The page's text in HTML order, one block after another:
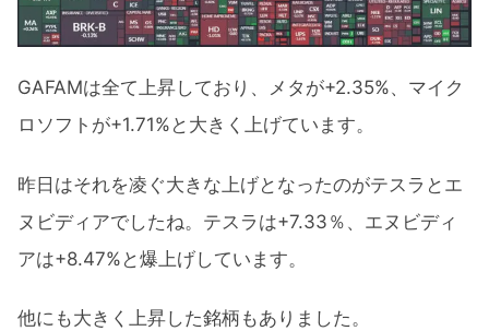
GAFAMは全て上昇しており、メタが+2.35%、マイク
ロソフトが+1.71%と大きく上げています。
昨日はそれを凌ぐ大きな上げとなったのがテスラとエ
ヌビディアでしたね。テスラは+7.33％、エヌビディ
アは+8.47%と爆上げしています。
他にも大きく上昇した銘柄もありました。